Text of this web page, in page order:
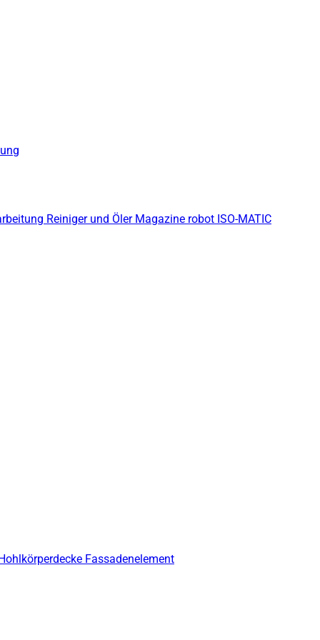
Reiniger und Öler Magazine robot ISO-MATIC
Fassadenelement